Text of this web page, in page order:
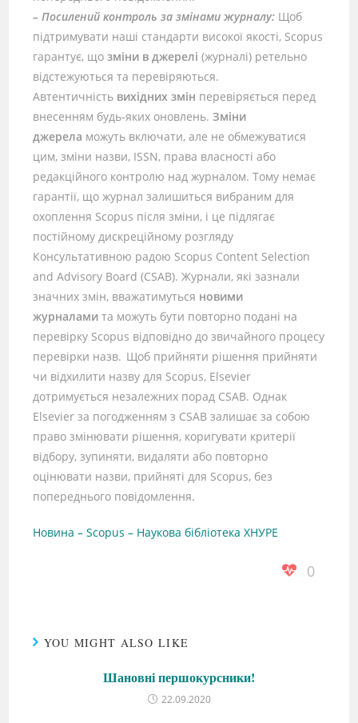
– Посилений контроль за змінами журналу: Щоб
підтримувати наші стандарти високої якості, Scopus
гарантує, щозміни в джерелі (журналі) ретельно
відстежуються та перевіряються.
Автентичність вихідних змін перевіряється перед
внесенням будь-яких оновлень.Зміни
джерела можуть включати, але не обмежуватися
цим, зміни назви, ISSN, права власності або
редакційного контролю над журналом. Тому немає
гарантії, що журнал залишиться вибраним для
охоплення Scopus після зміни, і це підлягає
постійному дискреційному розгляду
Консультативною радою Scopus Content Selection
and Advisory Board (CSAB). Журнали, які зазнали
значних змін, вважатимуться новими
журналами та можуть бути повторно подані на
перевірку Scopus відповідно до звичайного процесу
перевірки назв. Щоб прийняти рішення прийняти
чи відхилити назву для Scopus, Elsevier
дотримується незалежних порад CSAB. Однак
Elsevier за погодженням з CSAB залишає за собою
право змінювати рішення, коригувати критерії
відбору, зупиняти, видаляти або повторно
оцінювати назви, прийняті для Scopus, без
попереднього повідомлення.
Новина – Scopus – Наукова бібліотека ХНУРЕ
0
YOU MIGHT ALSO LIKE
Шановні першокурсники!
22.09.2020